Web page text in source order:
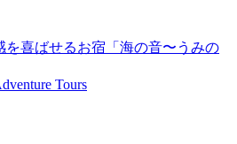
を喜ばせるお宿「海の音〜うみの
Tours